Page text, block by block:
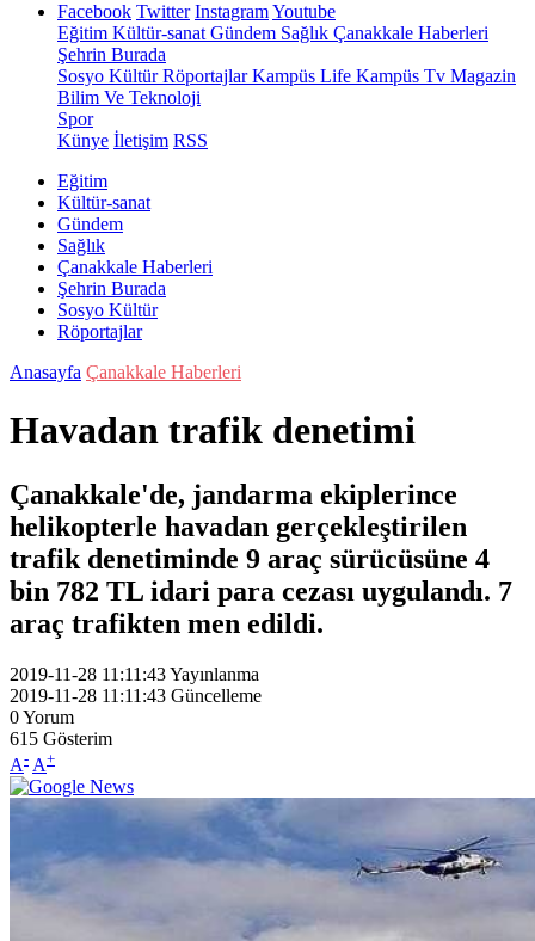
Facebook Twitter InstagramYoutube
Eğitim Kültür-sanat Gündem Sağlık Çanakkale Haberleri
Şehrin Burada
Sosyo KültürRöportajlarKampüs Life Kampüs Tv Magazin
Bilim Ve Teknoloji
Spor
Künye İletişim RSS
Eğitim
Kültür-sanat
Gündem
Sağlık
Çanakkale Haberleri
Şehrin Burada
Sosyo Kültür
Röportajlar
Anasayfa Çanakkale Haberleri
Havadan trafik denetimi
Çanakkale'de, jandarma ekiplerince
helikopterle havadan gerçekleştirilen
trafik denetiminde 9 araç sürücüsüne 4
bin 782 TL idari para cezası uygulandı. 7
araç trafikten men edildi.
2019-11-28 11:11:43Yayınlanma
2019-11-28 11:11:43 Güncelleme
0Yorum
615 Gösterim
A- A+